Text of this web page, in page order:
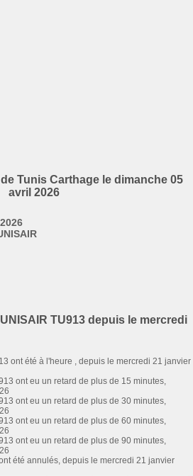
Tunis Carthage le dimanche 05
avril 2026
TU913 depuis le mercredi
ont été à l'heure , depuis le mercredi 21 janvier
ont eu un retard de plus de 15 minutes,
ont eu un retard de plus de 30 minutes,
ont eu un retard de plus de 60 minutes,
ont eu un retard de plus de 90 minutes,
été annulés, depuis le mercredi 21 janvier